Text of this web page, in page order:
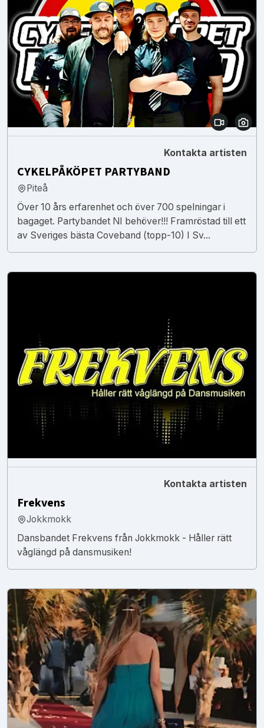
Kontakta artisten
CYKELPÅKÖPET PARTYBAND
Piteå
Över 10 års erfarenhet och över 700 spelningar i
bagaget. Partybandet NI behöver!!! Framröstad till ett
av Sveriges bästa Coveband (topp-10) I Sv...
Kontakta artisten
Frekvens
Jokkmokk
Dansbandet Frekvens från Jokkmokk - Håller rätt
våglängd på dansmusiken!